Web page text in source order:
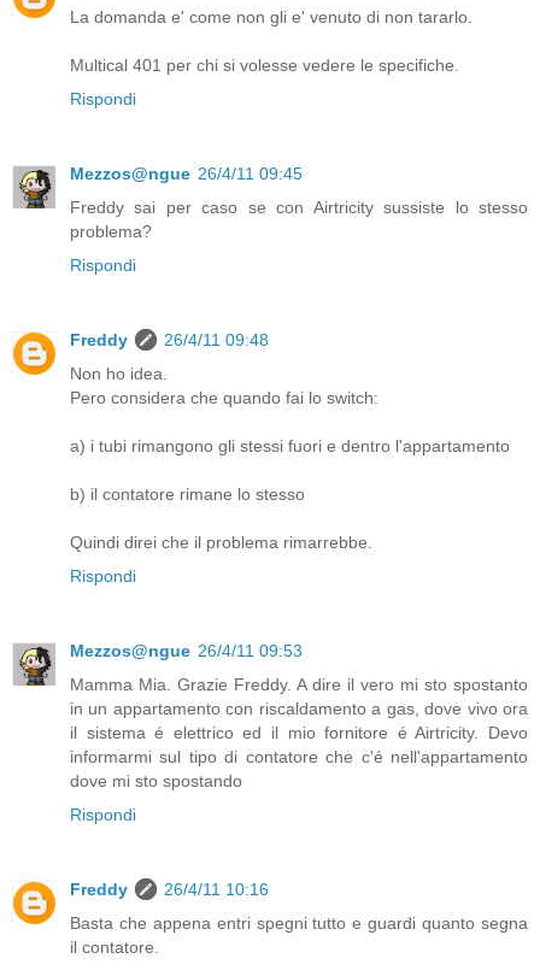
La domanda e' come non gli e' venuto di non tararlo.
Multical 401 per chi si volesse vedere le specifiche.
Rispondi
Mezzos@ngue 26/4/11 09:45
Freddy sai per caso se con Airtricity sussiste lo stesso
problema?
Rispondi
Freddy
26/4/11 09:48
Non ho idea.
Pero considera che quando fai lo switch:
a) i tubi rimangono gli stessi fuori e dentro l'appartamento
b) il contatore rimane lo stesso
Quindi direi che il problema rimarrebbe.
Rispondi
Mezzos@ngue 26/4/11 09:53
Mamma Mia. Grazie Freddy. A dire il vero mi sto spostanto
in un appartamento con riscaldamento a gas, dove vivo ora
il sistema é elettrico ed il mio fornitore é Airtricity. Devo
informarmi sul tipo di contatore che c'é nell'appartamento
dove mi sto spostando
Rispondi
Freddy
26/4/11 10:16
Basta che appena entri spegni tutto e guardi quanto segna
il contatore.